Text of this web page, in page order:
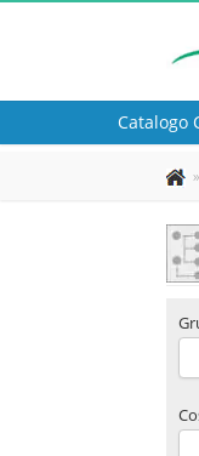
Catalogo